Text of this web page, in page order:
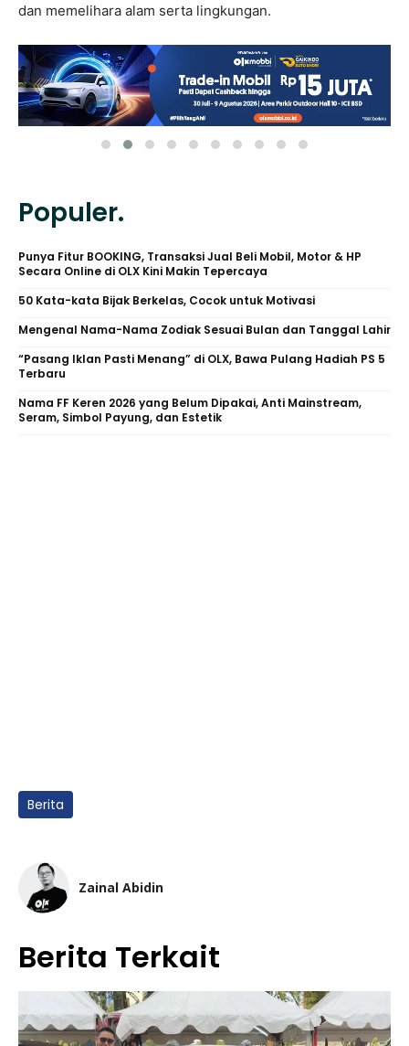
dan memelihara alam serta lingkungan.
Populer.
Punya Fitur BOOKING, Transaksi Jual Beli Mobil, Motor & HP
Secara Online di OLX Kini Makin Tepercaya
50 Kata-kata Bijak Berkelas, Cocok untuk Motivasi
Mengenal Nama-Nama Zodiak Sesuai Bulan dan Tanggal Lahir
“Pasang Iklan Pasti Menang” di OLX, Bawa Pulang Hadiah PS 5
Terbaru
Nama FF Keren 2026 yang Belum Dipakai, Anti Mainstream,
Seram, Simbol Payung, dan Estetik
Berita
Zainal Abidin
Berita Terkait